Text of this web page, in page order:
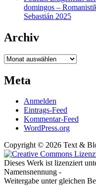
domingos –
Sebastián 2025
Archiv
Archiv
Meta
Anmelden
Eintrags-Feed
Kommentar-Feed
WordPress.org
Copyright © 2026 Text &
Dieses Werk ist lizenziert
Namensnennung -
Weitergabe unter gleichen